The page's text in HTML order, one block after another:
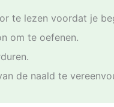
te lezen voordat je
om te oefenen.
de naald te